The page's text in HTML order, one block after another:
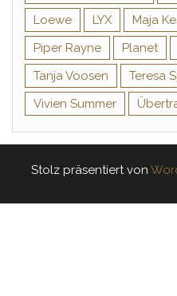
Loewe
LYX Maja
Piper Rayne
Planet
Tanja Voosen
Teresa
Vivien Summer
Stolz präsentiert von